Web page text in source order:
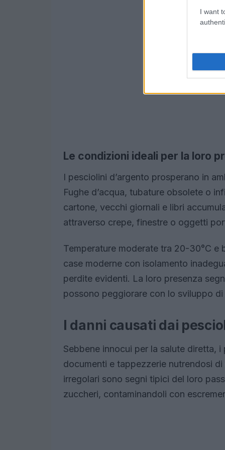
I want
Le condizioni ideali per la loro
I pesciolini d’argento prosperano in
Fughe d’acqua, tubature obsolete o
cartone, vecchi giornali e libri
attraverso crepe, finestre o oggetti
Temperature moderate tra 20-30°C
case moderne con isolamento
perdite evidenti. La loro presenza
possono peggiorare con lo sviluppo di
I danni causati dai
Sebbene innocui per la salute diretta,
documenti e tappezzerie nutrendosi
irregolari sono segni tipici del loro
zuccheri, contaminandoli con